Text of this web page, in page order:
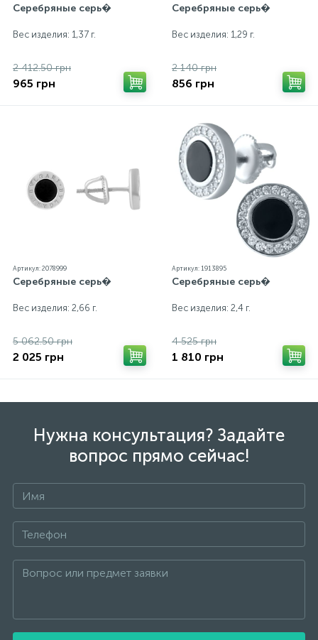
Серебряные серь�
Вес изделия: 1,37 г.
2 412.50 грн
965 грн
Серебряные серь�
Вес изделия: 1,29 г.
2 140 грн
856 грн
Артикул: 2078999
Серебряные серь�
Вес изделия: 2,66 г.
5 062.50 грн
2 025 грн
Артикул: 1913895
Серебряные серь�
Вес изделия: 2,4 г.
4 525 грн
1 810 грн
Нужна консультация? Задайте
вопрос прямо сейчас!